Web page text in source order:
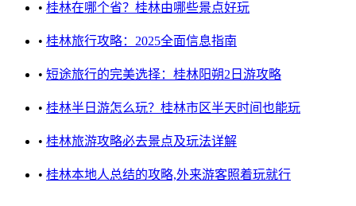
• 桂林在哪个省？桂林由哪些景点好玩
• 桂林旅行攻略：2025全面信息指南
• 短途旅行的完美选择：桂林阳朔2日游攻略
• 桂林半日游怎么玩？桂林市区半天时间也能玩
• 桂林旅游攻略必去景点及玩法详解
• 桂林本地人总结的攻略,外来游客照着玩就行